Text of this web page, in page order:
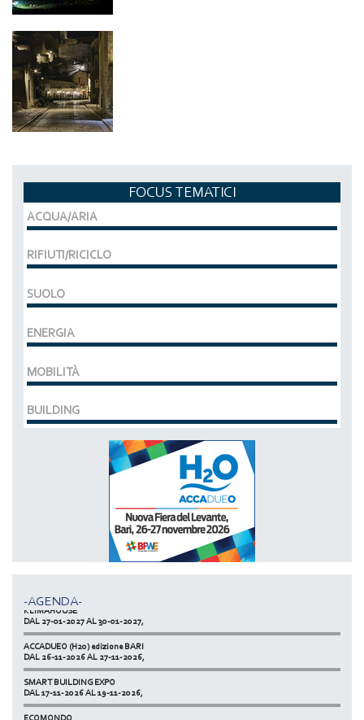
FOCUS TEMATICI
ACQUA/ARIA
RIFIUTI/RICICLO
SUOLO
ENERGIA
MOBILITÀ
BUILDING
-AGENDA-
DAL 07-03-2028 AL 10-03-2028,
KLIMAHOUSE
DAL 27-01-2027 AL 30-01-2027,
ACCADUEO (H20) edizione BARI
DAL 26-11-2026 AL 27-11-2026,
SMART BUILDING EXPO
DAL 17-11-2026 AL 19-11-2026,
ECOMONDO